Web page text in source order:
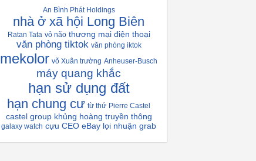
An Bình Phát Holdings
nhà ở xã hội Long Biên
Ratan Tata vỏ não thương mại điện thoại
văn phòng tiktok văn phòng iktok
mekolor võ Xuân trường Anheuser-Busch
máy quang khắc
hạn sử dụng đất
hạn chung cư từ thứ Pierre Castel
castel group khủng hoàng truyền thông
galaxy watch cựu CEO eBay lọi nhuận grab